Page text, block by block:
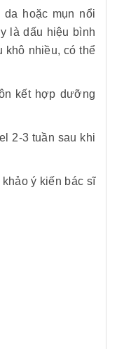
da hoặc mụn nổi
là dấu hiệu bình
khô nhiều, có thể
kết hợp dưỡng
2-3 tuần sau khi
ý kiến bác sĩ